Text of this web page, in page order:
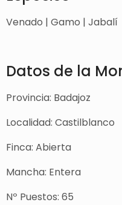
Venado | Gamo | Jabalí
Datos de la
Provincia: Badajoz
Localidad: Castilblanco
Finca: Abierta
Mancha: Entera
Nº Puestos: 65